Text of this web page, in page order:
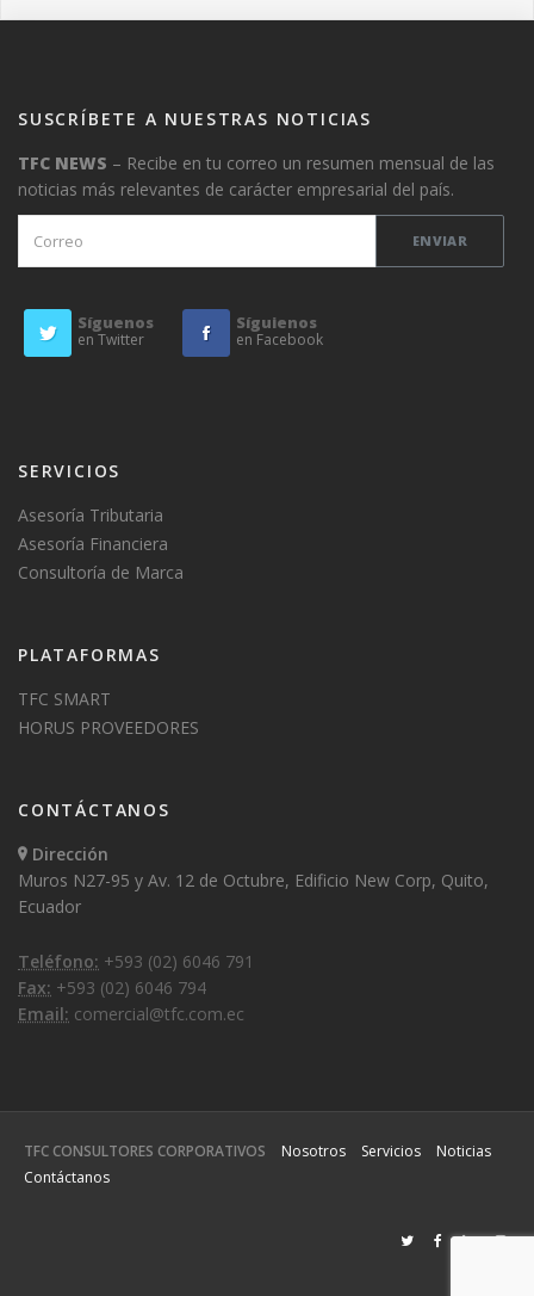
SUSCRÍBETE A NUESTRAS NOTICIAS
TFC NEWS – Recibe en tu correo un resumen mensual de las
noticias más relevantes de carácter empresarial del país.
Síguenos
en Twitter
Síguienos
en Facebook
SERVICIOS
Asesoría Tributaria
Asesoría Financiera
Consultoría de Marca
PLATAFORMAS
TFC SMART
HORUS PROVEEDORES
CONTÁCTANOS
Dirección
Muros N27-95 y Av. 12 de Octubre, Edificio New Corp, Quito,
Ecuador
Teléfono: +593 (02) 6046 791
Fax: +593 (02) 6046 794
Email: comercial@tfc.com.ec
TFC CONSULTORES CORPORATIVOS Nosotros Servicios
Noticias
Contáctanos